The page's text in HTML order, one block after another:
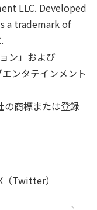
LLC. Developed
a trademark of
ン」および
ンタテインメント
商標または登録
（Twitter）